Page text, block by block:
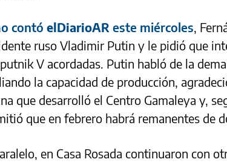
contó elDiarioAR este miércoles,
ruso Vladimir Putin y le pidió que
V acordadas. Putin habló de la
la capacidad de producción,
que desarrolló el Centro Gamaleya y,
que en febrero habrá remanentes de
en Casa Rosada continuaron con